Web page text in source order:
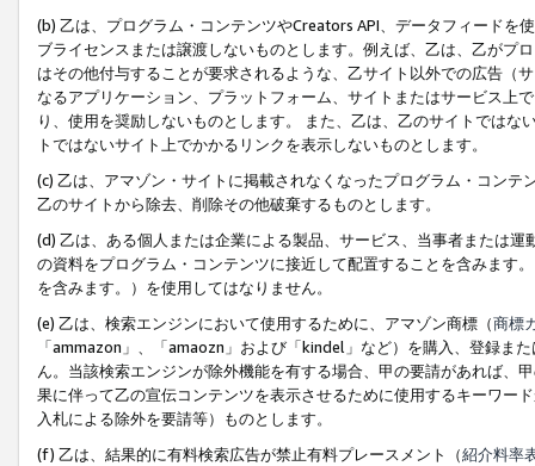
(b) 乙は、プログラム・コンテンツやCreators API、データフィード
ブライセンスまたは譲渡しないものとします。例えば、乙は、乙がプ
はその他付与することが要求されるような、乙サイト以外での広告（
なるアプリケーション、プラットフォーム、サイトまたはサービス上
り、使用を奨励しないものとします。 また、乙は、乙のサイトでは
トではないサイト上でかかるリンクを表示しないものとします。
(c) 乙は、アマゾン・サイトに掲載されなくなったプログラム・コン
乙のサイトから除去、削除その他破棄するものとします。
(d) 乙は、ある個人または企業による製品、サービス、当事者または
の資料をプログラム・コンテンツに接近して配置することを含みます
を含みます。）を使用してはなりません。
(e) 乙は、検索エンジンにおいて使用するために、アマゾン商標（商標
「ammazon」、「amaozn」および「kindel」など）を購入、登録ま
ん。当該検索エンジンが除外機能を有する場合、甲の要請があれば、
果に伴って乙の宣伝コンテンツを表示させるために使用するキーワー
入札による除外を要請等）ものとします。
(f) 乙は、結果的に有料検索広告が禁止有料プレースメント（紹介料率